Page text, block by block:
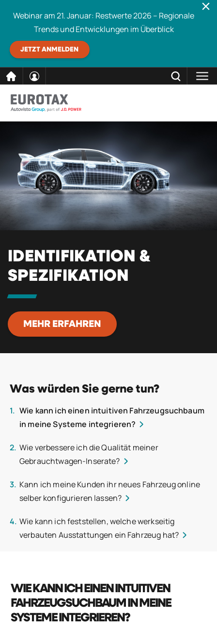
Inhalt
Webinar am 21. Januar: Restwerte 2026 – Regionale
Trends und Entwicklungen im Überblick
JETZT ANMELDEN
IDENTIFIKATION &
SPEZIFIKATION
MEHR ERFAHREN
Was würden Sie gerne tun?
Wie kann ich einen intuitiven Fahrzeugsuchbaum
in meine Systeme integrieren?
Wie verbessere ich die Qualität meiner
Gebrauchtwagen-Inserate?
Kann ich meine Kunden ihr neues Fahrzeug online
selber konfigurieren lassen?
Wie kann ich feststellen, welche werkseitig
verbauten Ausstattungen ein Fahrzeug hat?
WIE KANN ICH EINEN INTUITIVEN
FAHRZEUGSUCHBAUM IN MEINE
SYSTEME INTEGRIEREN?